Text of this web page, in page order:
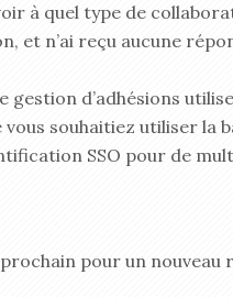
à quel type de
et n’ai reçu aucune
gestion d’adhésions
souhaitiez utiliser la
SSO pour de
pour un nouveau